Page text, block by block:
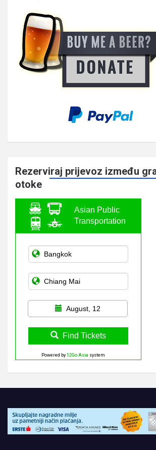
Rezerviraj prijevoz između
otoke
Asian Public
Transportation
August, 12
Find Tickets
Powered by 12Go Asia system